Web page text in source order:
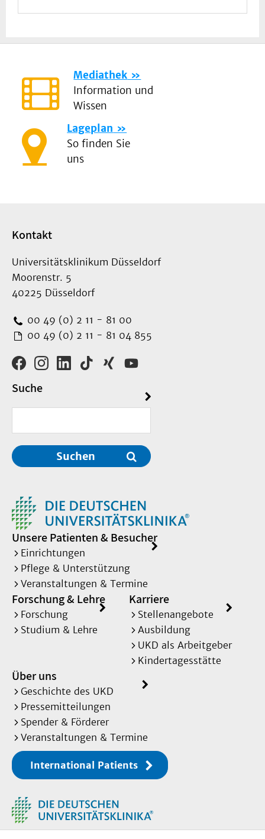
Mediathek
Information und
Wissen
Lageplan
So finden Sie
uns
Kontakt
Universitätsklinikum Düsseldorf
Moorenstr. 5
40225 Düsseldorf
00 49 (0) 2 11 - 81 00
00 49 (0) 2 11 - 81 04 855
Suche
Suchen
Unsere Patienten & Besucher
Einrichtungen
Pflege & Unterstützung
Veranstaltungen & Termine
Forschung & Lehre
Forschung
Studium & Lehre
Karriere
Stellenangebote
Ausbildung
UKD als Arbeitgeber
Kindertagesstätte
Über uns
Geschichte des UKD
Pressemitteilungen
Spender & Förderer
Veranstaltungen & Termine
International Patients